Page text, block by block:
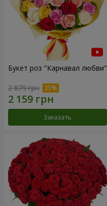
Букет роз "Карнавал любви"
2 879 грн
Заказать